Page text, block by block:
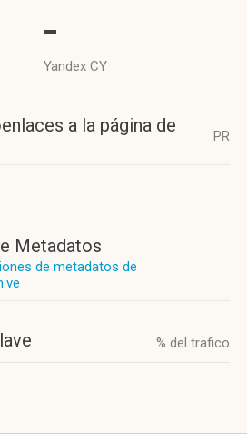
-
Yandex CY
a la página de
PR
Metadatos
de metadatos de
% del trafico